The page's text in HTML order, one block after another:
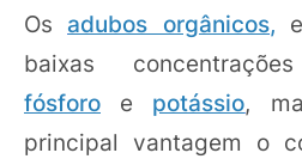
Os adubos orgânicos,
baixas
fósforo e potássio,
principal vantagem o